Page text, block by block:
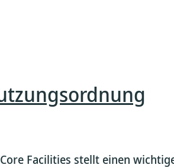
Facilities stellt einen